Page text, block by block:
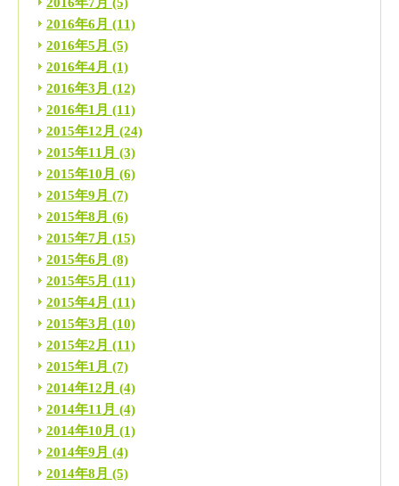
2016年6月 (11)
2016年5月 (5)
2016年4月 (1)
2016年3月 (12)
2016年1月 (11)
2015年12月 (24)
2015年11月 (3)
2015年10月 (6)
2015年9月 (7)
2015年8月 (6)
2015年7月 (15)
2015年6月 (8)
2015年5月 (11)
2015年4月 (11)
2015年3月 (10)
2015年2月 (11)
2015年1月 (7)
2014年12月 (4)
2014年11月 (4)
2014年10月 (1)
2014年9月 (4)
2014年8月 (5)